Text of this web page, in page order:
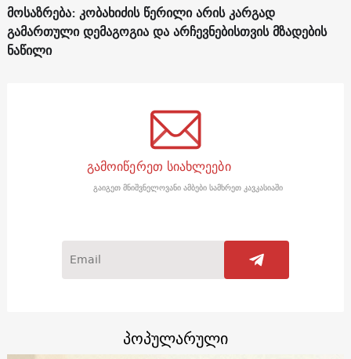
მოსაზრება: კობახიძის წერილი არის კარგად
გამართული დემაგოგია და არჩევნებისთვის მზადების
ნაწილი
გამოიწერეთ სიახლეები
გაიგეთ მნიშვნელოვანი ამბები სამხრეთ კავკასიაში
პოპულარული